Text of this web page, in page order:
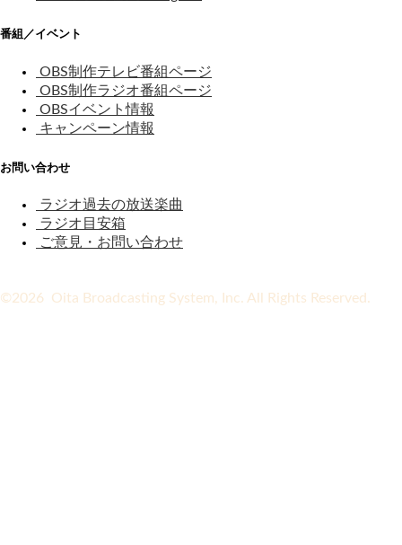
番組／イベント
OBS制作テレビ番組ページ
OBS制作ラジオ番組ページ
OBSイベント情報
キャンペーン情報
お問い合わせ
ラジオ過去の放送楽曲
ラジオ目安箱
ご意見・お問い合わせ
©2026 Oita Broadcasting System, Inc. All Rights Reserved.